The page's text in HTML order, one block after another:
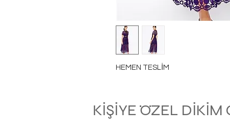
HEMEN TESLİM
KİŞİYE ÖZEL DİKİM